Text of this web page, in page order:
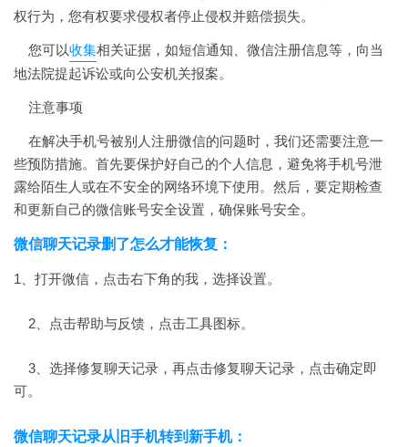
权行为，您有权要求侵权者停止侵权并赔偿损失。
您可以收集相关证据，如短信通知、微信注册信息等，向当
地法院提起诉讼或向公安机关报案。
注意事项
在解决手机号被别人注册微信的问题时，我们还需要注意一
些预防措施。首先要保护好自己的个人信息，避免将手机号泄
露给陌生人或在不安全的网络环境下使用。然后，要定期检查
和更新自己的微信账号安全设置，确保账号安全。
微信聊天记录删了怎么才能恢复：
1、打开微信，点击右下角的我，选择设置。
2、点击帮助与反馈，点击工具图标。
3、选择修复聊天记录，再点击修复聊天记录，点击确定即
可。
微信聊天记录从旧手机转到新手机：